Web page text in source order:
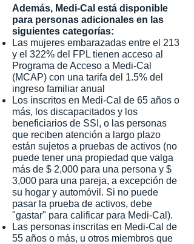
Además, Medi-Cal está disponible
para personas adicionales en las
siguientes categorías:
Las mujeres embarazadas entre el 213
y el 322% del FPL tienen acceso al
Programa de Acceso a Medi-Cal
(MCAP) con una tarifa del 1.5% del
ingreso familiar anual
Los inscritos en Medi-Cal de 65 años o
más, los discapacitados y los
beneficiarios de SSI, o las personas
que reciben atención a largo plazo
están sujetos a pruebas de activos (no
puede tener una propiedad que valga
más de $ 2,000 para una persona y $
3,000 para una pareja, a excepción de
su hogar y automóvil. Si no puede
pasar la prueba de activos, debe
"gastar" para calificar para Medi-Cal).
Las personas inscritas en Medi-Cal de
55 años o más, u otros miembros que